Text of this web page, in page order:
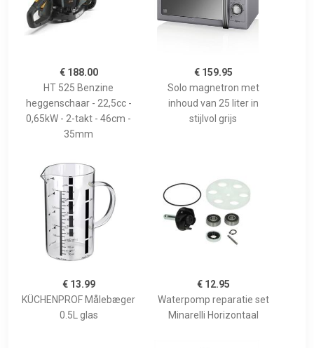
€ 188.00
HT 525 Benzine
heggenschaar - 22,5cc -
0,65kW - 2-takt - 46cm -
35mm
€ 159.95
Solo magnetron met
inhoud van 25 liter in
stijlvol grijs
€ 13.99
KÜCHENPROF Målebæger
0.5L glas
€ 12.95
Waterpomp reparatie set
Minarelli Horizontaal